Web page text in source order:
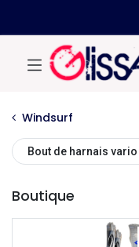
Windsurf
Bout de harnais vario
Boutique